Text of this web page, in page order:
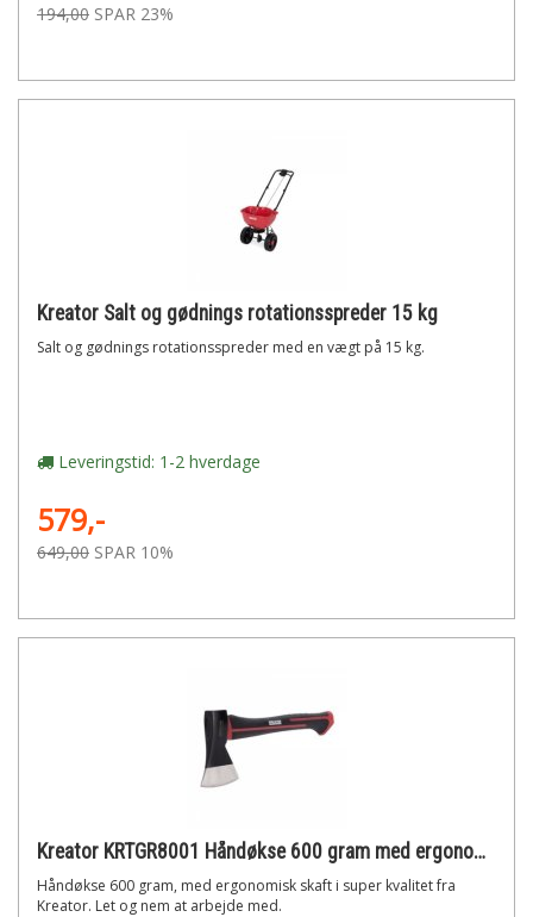
194,00 SPAR 23%
Kreator Salt og gødnings rotationsspreder 15 kg
Salt og gødnings rotationsspreder med en vægt på 15 kg.
Leveringstid: 1-2 hverdage
579,-
649,00 SPAR 10%
Kreator KRTGR8001 Håndøkse 600 gram med ergonomisk skaft
Håndøkse 600 gram, med ergonomisk skaft i super kvalitet fra
Kreator. Let og nem at arbejde med.